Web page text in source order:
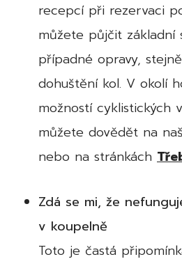
recepcí při rezervaci
můžete půjčit základní
případné opravy,
dohuštění kol. V okolí
možností cyklistických
můžete dovědět na
nebo na stránkách
Zdá se mi, že
v koupelně
Toto je častá